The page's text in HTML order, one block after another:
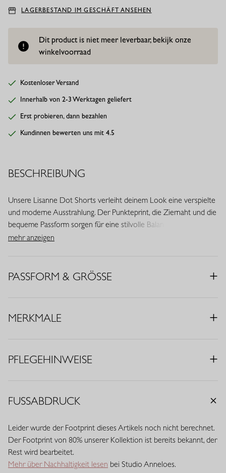
LAGERBESTAND IM GESCHÄFT ANSEHEN
Dit product is niet meer leverbaar, bekijk onze
winkelvoorraad
Kostenloser Versand
Innerhalb von 2-3 Werktagen geliefert
Erst probieren, dann bezahlen
Kundinnen bewerten uns mit 4.5
BESCHREIBUNG
Unsere Lisanne Dot Shorts verleiht deinem Look eine verspielte
und moderne Ausstrahlung. Der Punkteprint, die Ziernaht und die
bequeme Passform sorgen für eine stilvolle Balance zwischen
lässig und feminin. Dank des Heavy Travelstoffs trägt sich diese
• Farbe: Espresso, Ecru
• Eingrifftaschen
• Material: Heavy Travelstoff (75% Polyamid, 25% Elasthan)
Travelstoff ist ein komfortabler, pflegeleichter Stretchstoff, der
kaum knittert und lange schön bleibt. Travelstoff Heavy überzeugt
Substanz, ohne auf Stretch und Tragekomfort zu verzichten. Der
Stoff fällt kraftvoll und elegant, fühlt sich robust an und bleibt
besonders formstabil. Eine luxuriöse, feste Qualität für eine
gepflegte und selbstbewusste Ausstrahlung.
mehr anzeigen
PASSFORM & GRÖSSE
MERKMALE
PFLEGEHINWEISE
FUSSABDRUCK
Leider wurde der Footprint dieses Artikels noch nicht berechnet.
Der Footprint von 80% unserer Kollektion ist bereits bekannt, der
Rest wird bearbeitet.
Mehr über Nachhaltigkeit lesen bei Studio Anneloes.